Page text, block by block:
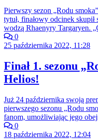
Pierwszy sezon „Rodu
tytuł, finałowy odcinek
wodzą Rhaenyry Targaryen.
0
25 października 2022, 11:28
Finał 1. sezonu
Helios!
Już 24 października swoją
pierwszego sezonu „Rodu
fanom, umożliwiając jego
0
18 października 2022, 12:04